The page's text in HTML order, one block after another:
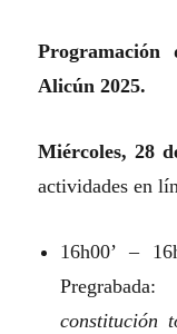
Programación
Alicún 2025.
Miércoles, 28
actividades en
16h00’ –
Pregrabada:
constitución